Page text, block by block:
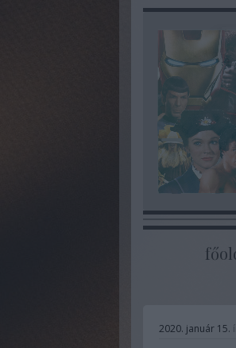
2020. január 15.